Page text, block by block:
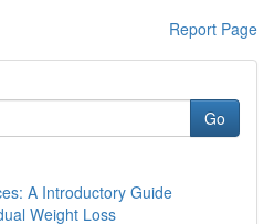
Report Page
Go
A Introductory Guide
Weight Loss